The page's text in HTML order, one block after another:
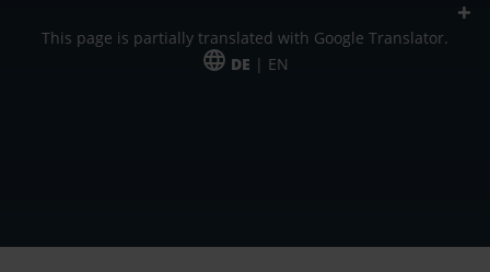
This page is partially translated with Google Translator.
DE | EN